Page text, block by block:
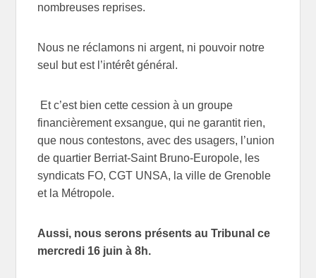
nombreuses reprises.
Nous ne réclamons ni argent, ni pouvoir notre
seul but est l’intérêt général.
Et c’est bien cette cession à un groupe
financièrement exsangue, qui ne garantit rien,
que nous contestons, avec des usagers, l’union
de quartier Berriat-Saint Bruno-Europole, les
syndicats FO, CGT UNSA, la ville de Grenoble
et la Métropole.
Aussi, nous serons présents au Tribunal ce
mercredi 16 juin à 8h.